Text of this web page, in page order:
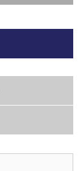
ベルトです。ベ
を引張り試験機
い問い合わせ